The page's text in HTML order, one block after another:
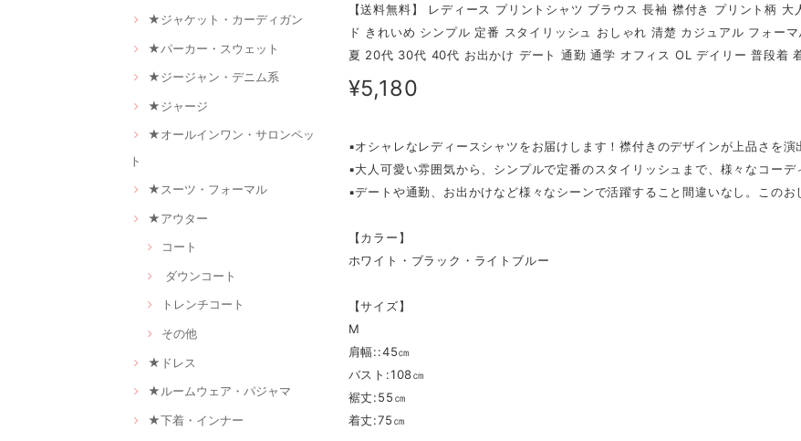
★ジャケット・カーディガン
★パーカー・スウェット
★ジージャン・デニム系
★ジャージ
★オールインワン・サロンペッ
ト
★スーツ・フォーマル
★アウター
コート
ダウンコート
トレンチコート
その他
★ドレス
★ルームウェア・パジャマ
★下着・インナー
【送料無料】 レディース プリントシャツ ブラウス 長袖 襟付き プリント柄
ド きれいめ シンプル 定番 スタイリッシュ おしゃれ 清楚 カジュアル フォー
夏 20代 30代 40代 お出かけ デート 通勤 通学 オフィス OL デイリー 普段着
¥5,180
▪オシャレなレディースシャツをお届けします！襟付きのデザインが上品さを演
▪大人可愛い雰囲気から、シンプルで定番のスタイリッシュまで、様々なコーデ
▪デートや通勤、お出かけなど様々なシーンで活躍すること間違いなし。このお
【カラー】
ホワイト・ブラック・ライトブルー
【サイズ】
M
肩幅::45㎝
バスト:108㎝
裾丈:55㎝
着丈:75㎝